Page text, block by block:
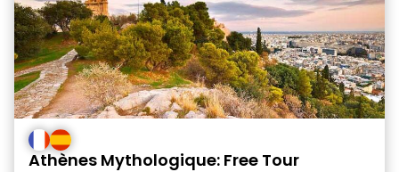
Athènes Mythologique: Free Tour